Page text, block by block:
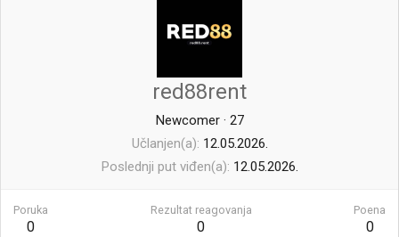
red88rent
Newcomer · 27
Učlanjen(a) 12.05.2026.
Poslednji put viđen(a) 12.05.2026.
Poruka
0
Rezultat reagovanja
0
Poena
0